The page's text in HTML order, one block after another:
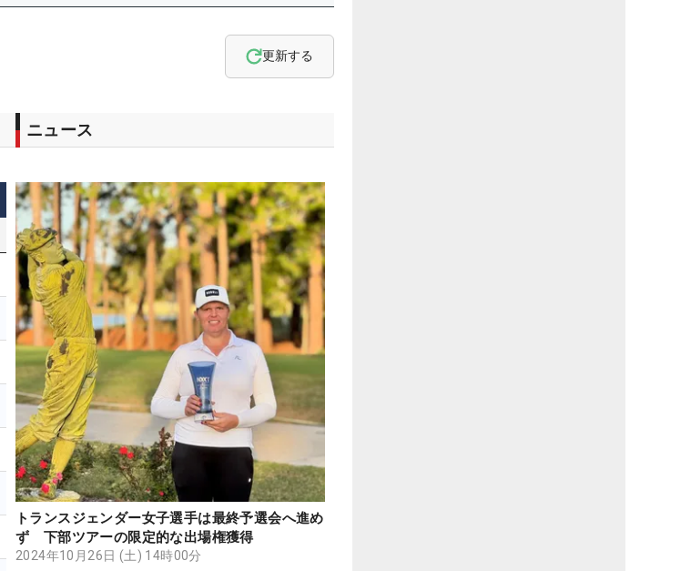
更新する
ニュース
トランスジェンダー女子選手は最終予選会へ進め
ず 下部ツアーの限定的な出場権獲得
2024年10月26日 (土) 14時00分